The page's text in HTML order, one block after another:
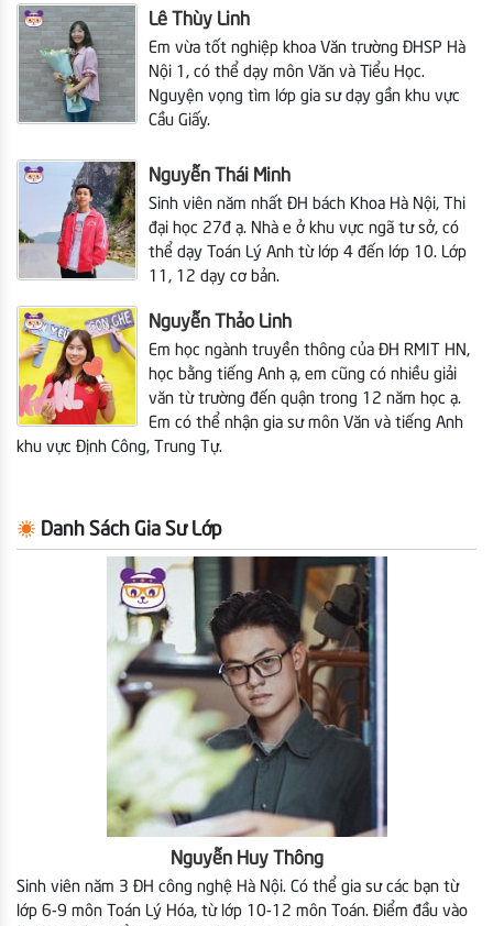
Lê Thùy Linh
Em vừa tốt nghiệp khoa Văn trường ĐHSP Hà
Nội 1, có thể dạy môn Văn và Tiểu Học.
Nguyện vọng tìm lớp gia sư dạy gần khu vực
Cầu Giấy.
Nguyễn Thái Minh
Sinh viên năm nhất ĐH bách Khoa Hà Nội,
Thi
đại học 27đ ạ. Nhà e ở khu vực ngã tư sở, có
thể dạy Toán Lý Anh từ lớp 4 đến lớp 10. Lớp
11, 12 dạy cơ bản.
Nguyễn Thảo Linh
Em học ngành truyền thông của ĐH RMIT HN,
học bằng tiếng Anh ạ, em cũng có nhiều giải
văn từ trường đến quận trong 12 năm học ạ.
Em có thể nhận gia sư môn Văn và tiếng Anh
khu vực Định Công, Trung Tự.
Danh Sách Gia Sư Lớp
Nguyễn Huy Thông
Sinh viên năm 3 ĐH công nghệ Hà Nội. Có thể gia sư các bạn từ
lớp 6-9 môn Toán Lý Hóa, từ lớp 10-12 môn Toán. Điểm đầu vào